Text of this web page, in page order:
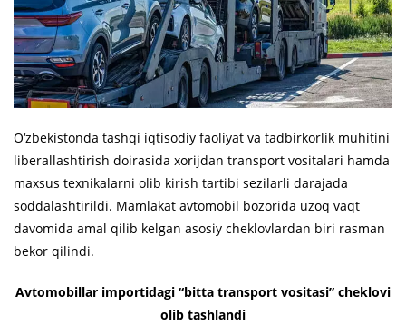
O‘zbekistonda tashqi iqtisodiy faoliyat va tadbirkorlik muhitini
liberallashtirish doirasida xorijdan transport vositalari hamda
maxsus texnikalarni olib kirish tartibi sezilarli darajada
soddalashtirildi. Mamlakat avtomobil bozorida uzoq vaqt
davomida amal qilib kelgan asosiy cheklovlardan biri rasman
bekor qilindi.
Avtomobillar importidagi “bitta transport vositasi” cheklovi
olib tashlandi